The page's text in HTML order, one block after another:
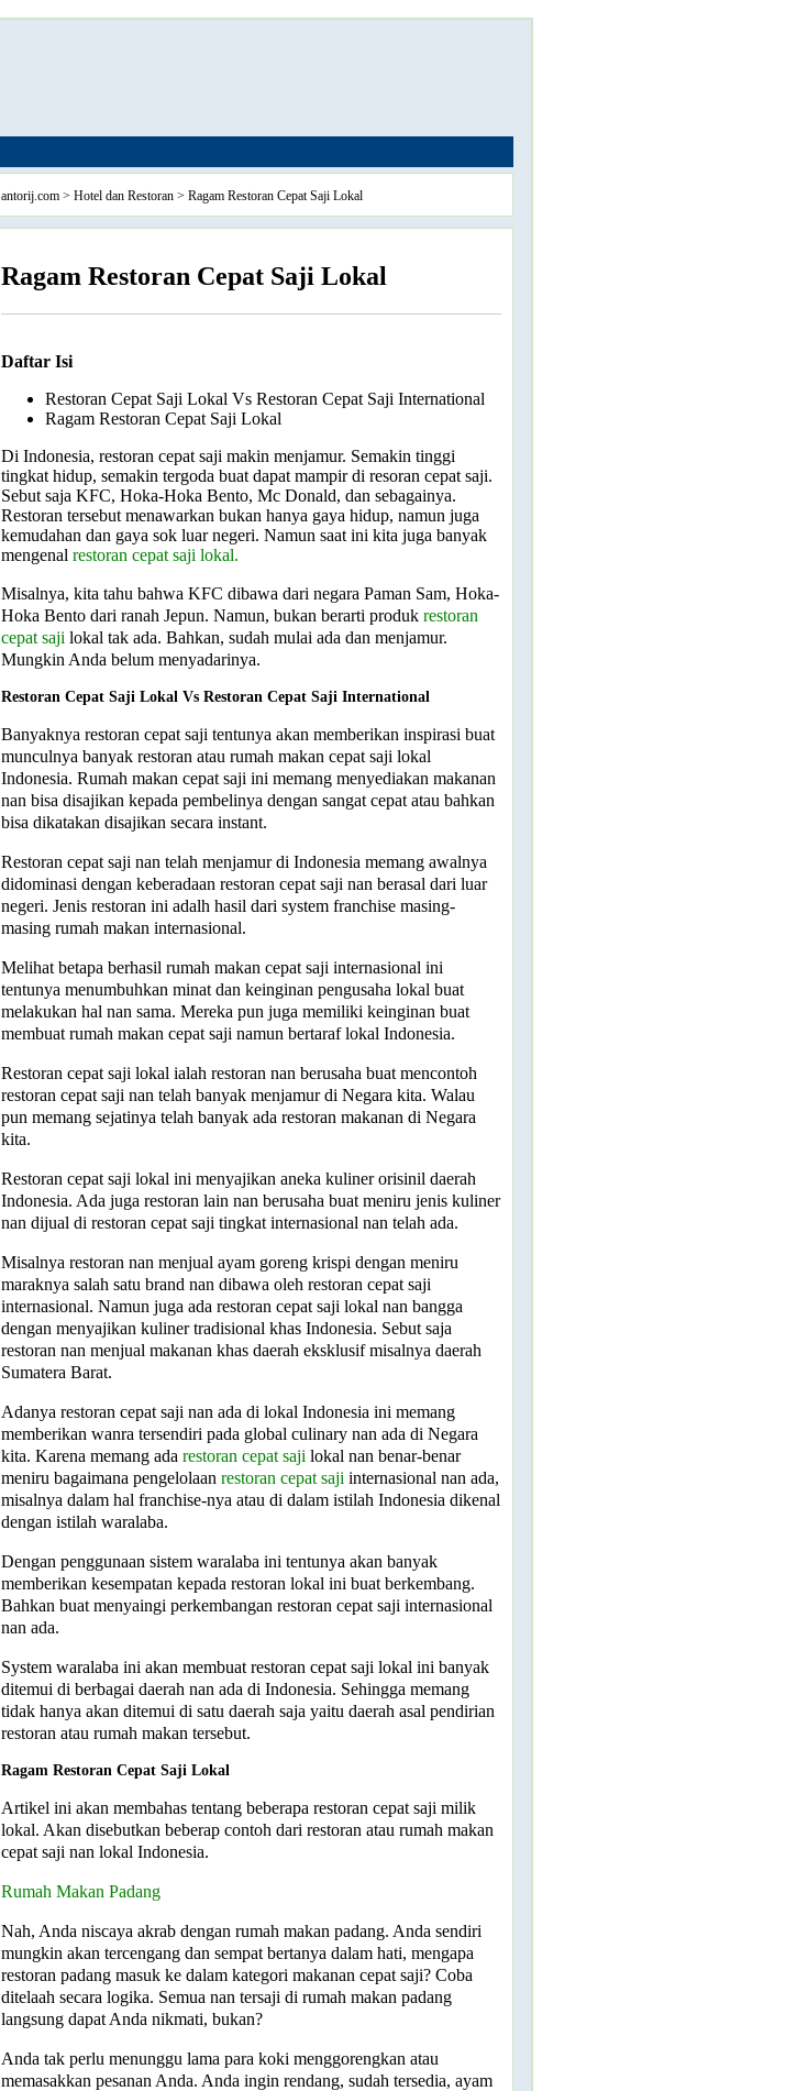
antorij.com >Hotel dan Restoran > Ragam Restoran Cepat Saji Lokal
Ragam Restoran Cepat Saji Lokal
Daftar Isi
Restoran Cepat Saji Lokal Vs Restoran Cepat Saji International
Ragam Restoran Cepat Saji Lokal
Di Indonesia, restoran cepat saji makin menjamur. Semakin tinggi
tingkat hidup, semakin tergoda buat dapat mampir di resoran cepat saji.
Sebut saja KFC, Hoka-Hoka Bento, Mc Donald, dan sebagainya.
Restoran tersebut menawarkan bukan hanya gaya hidup, namun juga
kemudahan dan gaya sok luar negeri. Namun saat ini kita juga banyak
mengenalrestoran cepat saji lokal.
Misalnya, kita tahu bahwa KFC dibawa dari negara Paman Sam, Hoka-
Hoka Bento dari ranah Jepun. Namun, bukan berarti produkrestoran
cepat saji lokal tak ada. Bahkan, sudah mulai ada dan menjamur.
Mungkin Anda belum menyadarinya.
Restoran Cepat Saji Lokal Vs Restoran Cepat Saji International
Banyaknya restoran cepat saji tentunya akan memberikan inspirasi buat
munculnya banyak restoran atau rumah makan cepat saji lokal
Indonesia. Rumah makan cepat saji ini memang menyediakan makanan
nan bisa disajikan kepada pembelinya dengan sangat cepat atau bahkan
bisa dikatakan disajikan secara instant.
Restoran cepat saji nan telah menjamur di Indonesia memang awalnya
didominasi dengan keberadaan restoran cepat saji nan berasal dari luar
negeri. Jenis restoran ini adalh hasil dari system franchise masing-
masing rumah makan internasional.
Melihat betapa berhasil rumah makan cepat saji internasional ini
tentunya menumbuhkan minat dan keinginan pengusaha lokal buat
melakukan hal nan sama. Mereka pun juga memiliki keinginan buat
membuat rumah makan cepat saji namun bertaraf lokal Indonesia.
Restoran cepat saji lokal ialah restoran nan berusaha buat mencontoh
restoran cepat saji nan telah banyak menjamur di Negara kita. Walau
pun memang sejatinya telah banyak ada restoran makanan di Negara
kita.
Restoran cepat saji lokal ini menyajikan aneka kuliner orisinil daerah
Indonesia. Ada juga restoran lain nan berusaha buat meniru jenis kuliner
nan dijual di restoran cepat saji tingkat internasional nan telah ada.
Misalnya restoran nan menjual ayam goreng krispi dengan meniru
maraknya salah satu brand nan dibawa oleh restoran cepat saji
internasional. Namun juga ada restoran cepat saji lokal nan bangga
dengan menyajikan kuliner tradisional khas Indonesia. Sebut saja
restoran nan menjual makanan khas daerah eksklusif misalnya daerah
Sumatera Barat.
Adanya restoran cepat saji nan ada di lokal Indonesia ini memang
memberikan wanra tersendiri pada global culinary nan ada di Negara
kita. Karena memang adarestoran cepat saji lokal nan benar-benar
meniru bagaimana pengelolaanrestoran cepat saji internasional nan ada,
misalnya dalam hal franchise-nya atau di dalam istilah Indonesia dikenal
dengan istilah waralaba.
Dengan penggunaan sistem waralaba ini tentunya akan banyak
memberikan kesempatan kepada restoran lokal ini buat berkembang.
Bahkan buat menyaingi perkembangan restoran cepat saji internasional
nan ada.
System waralaba ini akan membuat restoran cepat saji lokal ini banyak
ditemui di berbagai daerah nan ada di Indonesia. Sehingga memang
tidak hanya akan ditemui di satu daerah saja yaitu daerah asal pendirian
restoran atau rumah makan tersebut.
Ragam Restoran Cepat Saji Lokal
Artikel ini akan membahas tentang beberapa restoran cepat saji milik
lokal. Akan disebutkan beberap contoh dari restoran atau rumah makan
cepat saji nan lokal Indonesia.
Rumah Makan Padang
Nah, Anda niscaya akrab dengan rumah makan padang. Anda sendiri
mungkin akan tercengang dan sempat bertanya dalam hati, mengapa
restoran padang masuk ke dalam kategori makanan cepat saji? Coba
ditelaah secara logika. Semua nan tersaji di rumah makan padang
langsung dapat Anda nikmati, bukan?
Anda tak perlu menunggu lama para koki menggorengkan atau
memasakkan pesanan Anda. Anda ingin rendang, sudah tersedia, ayam